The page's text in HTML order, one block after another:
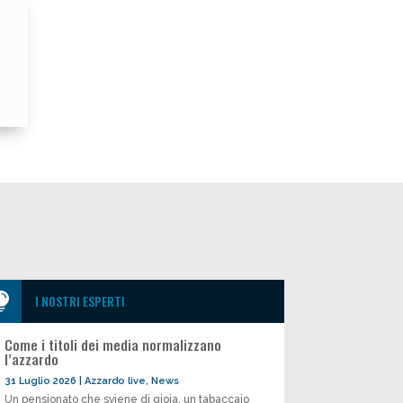
I NOSTRI ESPERTI
Come i titoli dei media normalizzano
l’azzardo
31 Luglio 2026 Azzardo live, News
Un pensionato che sviene di gioia, un tabaccaio